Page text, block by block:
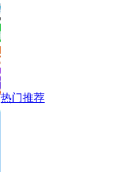
热门推荐